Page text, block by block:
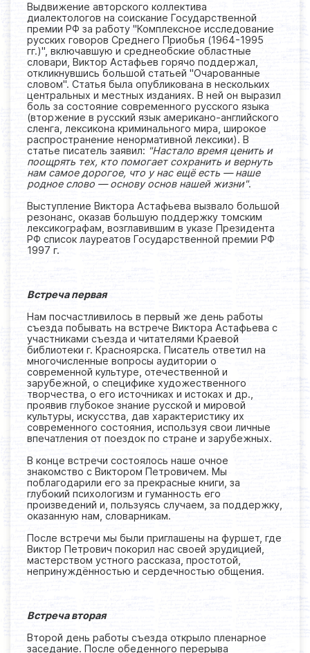
Выдвижение авторского коллектива
диалектологов на соискание Государственной
премии РФ за работу "Комплексное исследование
русских говоров Среднего Приобья (1964-1995
гг.)", включавшую и среднеобские областные
словари, Виктор Астафьев горячо поддержал,
откликнувшись большой статьей "Очарованные
словом". Статья была опубликована в нескольких
центральных и местных изданиях. В ней он выразил
боль за состояние современного русского языка
(вторжение в русский язык американо-английского
сленга, лексикона криминального мира, широкое
распространение ненормативной лексики). В
статье писатель заявил: "Настало время ценить и
поощрять тех, кто помогает сохранить и вернуть
нам самое дорогое, что у нас ещё есть — наше
родное слово — основу основ нашей жизни".
Выступление Виктора Астафьева вызвало большой
резонанс, оказав большую поддержку томским
лексикографам, возглавившим в указе Президента
РФ список лауреатов Государственной премии РФ
1997 г.
Встреча первая
Нам посчастливилось в первый же день работы
съезда побывать на встрече Виктора Астафьева с
участниками съезда и читателями Краевой
библиотеки г. Красноярска. Писатель ответил на
многочисленные вопросы аудитории о
современной культуре, отечественной и
зарубежной, о специфике художественного
творчества, о его источниках и истоках и др.,
проявив глубокое знание русской и мировой
культуры, искусства, дав характеристику их
современного состояния, используя свои личные
впечатления от поездок по стране и зарубежных.
В конце встречи состоялось наше очное
знакомство с Виктором Петровичем. Мы
поблагодарили его за прекрасные книги, за
глубокий психологизм и гуманность его
произведений и, пользуясь случаем, за поддержку,
оказанную нам, словарникам.
После встречи мы были приглашены на фуршет, где
Виктор Петрович покорил нас своей эрудицией,
мастерством устного рассказа, простотой,
непринуждённостью и сердечностью общения.
Встреча вторая
Второй день работы съезда открыло пленарное
заседание. После обеденного перерыва